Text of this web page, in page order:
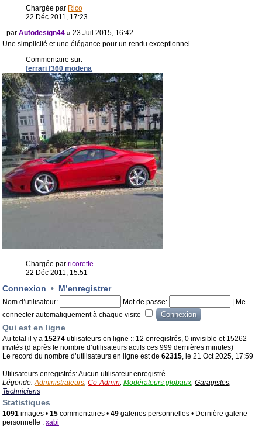
Chargée par Rico
22 Déc 2011, 17:23
par Autodesign44 » 23 Juil 2015, 16:42
Une simplicité et une élégance pour un rendu exceptionnel
Commentaire sur:
ferrari f360 modena
Chargée par ricorette
22 Déc 2011, 15:51
Connexion • M’enregistrer
Nom d’utilisateur: Mot de passe:
Me
connecter automatiquement à chaque visite
Qui est en ligne
Au total il y a 15274 utilisateurs en ligne :: 12 enregistrés, 0 invisible et 15262
invités (d’après le nombre d’utilisateurs actifs ces 999 dernières minutes)
Le record du nombre d’utilisateurs en ligne est de 62315, le 21 Oct 2025, 17:59
Utilisateurs enregistrés: Aucun utilisateur enregistré
Légende:Administrateurs, Co-Admin, Modérateurs globaux, Garagistes,
Techniciens
Statistiques
1091 images • 15 commentaires • 49 galeries personnelles • Dernière galerie
personnelle : xabi